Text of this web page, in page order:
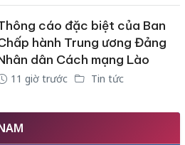
cáo đặc biệt của Ban
hành Trung ương Đảng
dân Cách mạng Lào
11 giờ trước Tin tức